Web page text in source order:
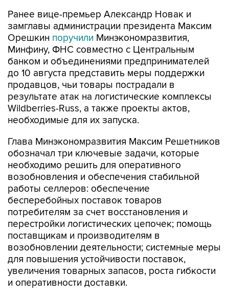
Ранее вице-премьер Александр Новак и
замглавы администрации президента Максим
Орешкин поручили Минэкономразвития,
Минфину, ФНС совместно с Центральным
банком и объединениями предпринимателей
до 10 августа представить меры поддержки
продавцов, чьи товары пострадали в
результате атак на логистические комплексы
Wildberries-Russ, а также проекты актов,
необходимые для их запуска.
Глава Минэкономразвития Максим Решетников
обозначал три ключевые задачи, которые
необходимо решить для оперативного
возобновления и обеспечения стабильной
работы селлеров: обеспечение
бесперебойных поставок товаров
потребителям за счет восстановления и
перестройки логистических цепочек; помощь
поставщикам и производителям в
возобновлении деятельности; системные меры
для повышения устойчивости поставок,
увеличения товарных запасов, роста гибкости
и оперативности доставки.